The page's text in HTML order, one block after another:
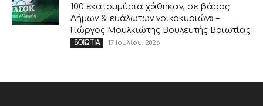
100 εκατομμύρια χάθηκαν, σε βάρος
Δήμων & ευάλωτων νοικοκυριών» –
Γιώργος Μουλκιώτης Βουλευτής Βοιωτίας
ΒΟΙΩΤΙΑ 17 Ιουλίου, 2026